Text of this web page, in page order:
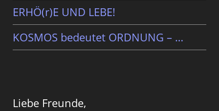
ERHÖ(r)E UND LEBE!
KOSMOS bedeutet ORDNUNG – …
Liebe Freunde,